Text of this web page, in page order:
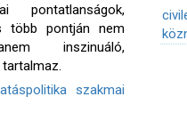
pontatlanságok,
több pontján nem
inszinuáló,
szakmai